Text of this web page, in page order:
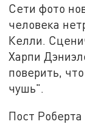
Сети фото
человека
Келли.
Харпи
поверить,
чушь".
Пост